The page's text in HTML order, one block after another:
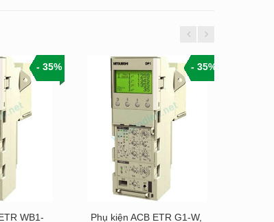
chi tiếtWB1-
- 35%
Xem chi tiết
Phụ kiện ACB ETR G1-W,
- 35%